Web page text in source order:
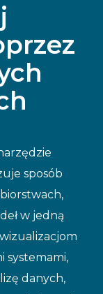
sposób
w jedną
systemami,
danych,